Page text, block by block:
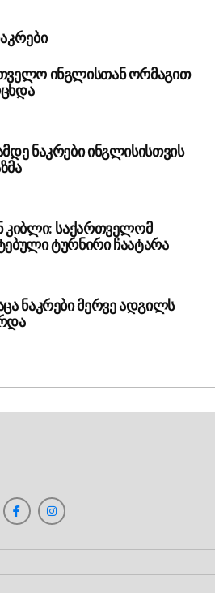
ინგლისთან ორმაგით
ნაკრები ინგლისისთვის
კიბლი: საქართველომ
ტურნირი ჩაატარა
ნაკრები მერვე ადგილს